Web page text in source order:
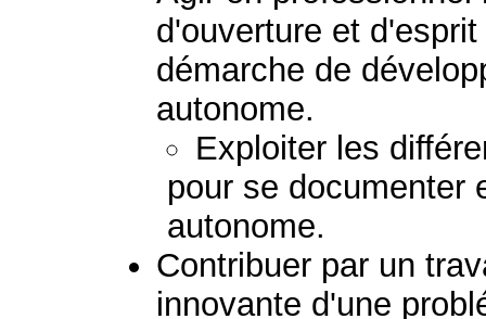
d'ouverture et
démarche de
autonome.
Exploiter les
pour se documenter
autonome.
Contribuer par un
innovante d'une